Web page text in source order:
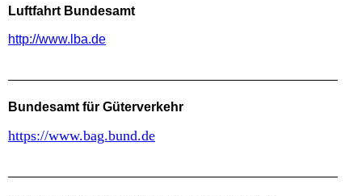
Luftfahrt Bundesamt
http://www.lba.de
Bundesamt für Güterverkehr
https://www.bag.bund.de